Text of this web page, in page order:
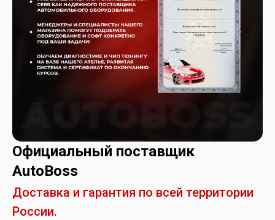
Официальный поставщик
AutoBoss
Доставка и гарантия по всей территории
России.